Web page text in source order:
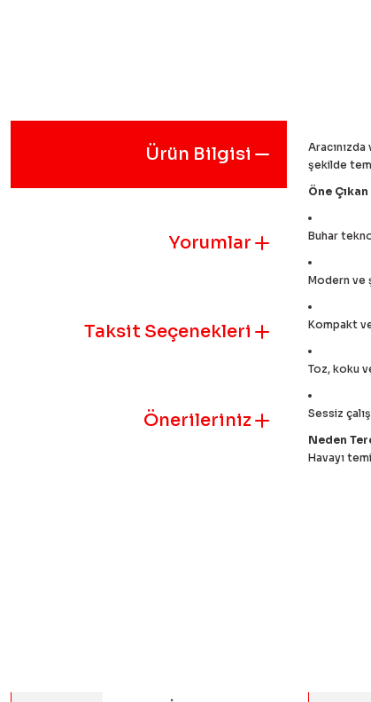
Ürün Bilgisi
Yorumlar
Taksit Seçenekleri
Önerileriniz
şekilde
Öne
Buhar
Modern ve
Kompakt
Toz, koku
Sessiz
Neden
Havayı